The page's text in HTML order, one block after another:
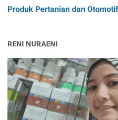
Produk Pertanian dan Otomotif
RENI NURAENI